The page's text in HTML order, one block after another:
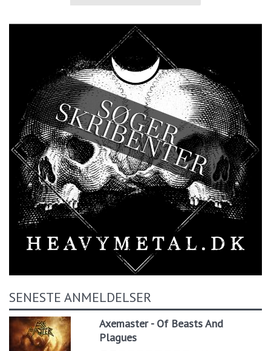
SENESTE ANMELDELSER
Axemaster - Of Beasts And
Plagues